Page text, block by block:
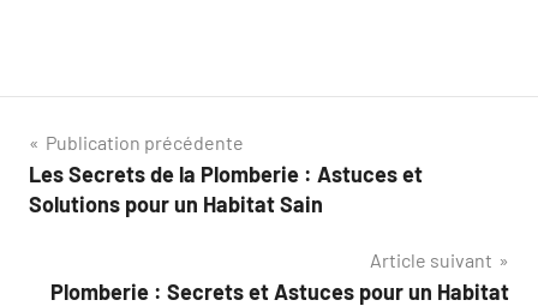
Navigation
de
Publication précédente
Les Secrets de la Plomberie : Astuces et
Solutions pour un Habitat Sain
Article suivant
Plomberie : Secrets et Astuces pour un Habitat